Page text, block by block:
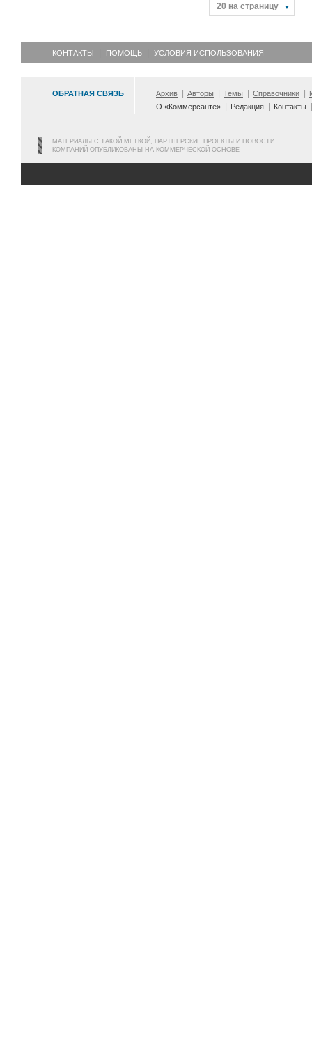
20 на страницу
КОНТАКТЫ ПОМОЩЬ УСЛОВИЯ ИСПОЛЬЗОВАНИЯ
ОБРАТНАЯ СВЯЗЬ Архив Авторы Темы Справочники
О «Коммерсанте»
Редакция Контакты
МАТЕРИАЛЫ С ТАКОЙ МЕТКОЙ, ПАРТНЕРСКИЕ ПРОЕКТЫ И НОВОСТИ
КОМПАНИЙ ОПУБЛИКОВАНЫ НА КОММЕРЧЕСКОЙ ОСНОВЕ